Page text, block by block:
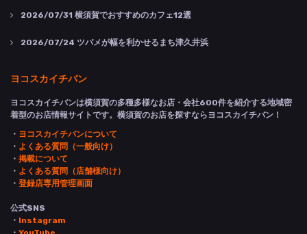
2026/07/31 横須賀でおすすめのカフェ12選
2026/07/24 ツバメが幅を利かせるまち津久井浜
ヨコスカイチバン
ヨコスカイチバンは横須賀の多種多様なお店・会社600件を紹介する地域密
着型のお店情報サイトです。横須賀のお店を探すならヨコスカイチバン！
・ ヨコスカイチバンについて
・ よくある質問（一般向け）
・ 掲載について
・ よくある質問（店舗様向け）
・ 登録店専用管理画面
公式SNS
・ Instagram